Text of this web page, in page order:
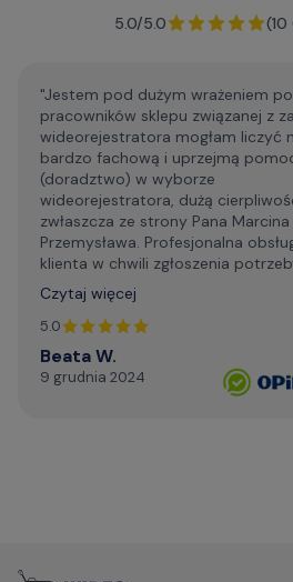
F.A.Q. - najczęściej
5.0/5.0
"Jestem pod dużym wrażeniem
pracowników sklepu związanej z
wideorejestratora mogłam liczyć
bardzo fachową i uprzejmą
(doradztwo) w wyborze
wideorejestratora, dużą
zwłaszcza ze strony Pana Marcina
Przemysława. Profesjonalna
klienta w chwili zgłoszenia
wsparcia technicznego. Generalnie,
profesjonalizm. Serdecznie i
dziękuję za życzliwą pomoc
szybki kontakt mailowy."
Czytaj więcej
5.0
Beata W.
9 grudnia 2024